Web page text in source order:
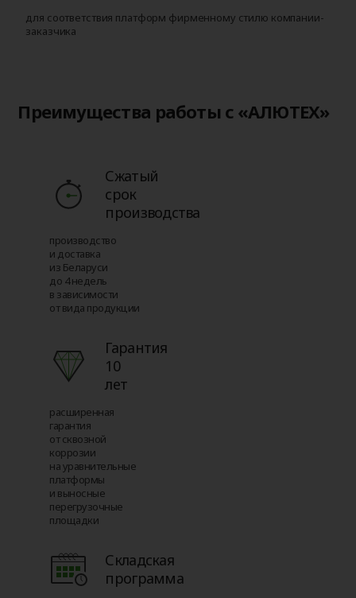
для соответствия платформ фирменному стилю компании-
заказчика
Преимущества работы с «АЛЮТЕХ»
Сжатый
срок
производства
производство
и доставка
из Беларуси
до 4 недель
в зависимости
от вида продукции
Гарантия
10
лет
расширенная
гарантия
от сквозной
коррозии
на уравнительные
платформы
и выносные
перегрузочные
площадки
Складская
программа